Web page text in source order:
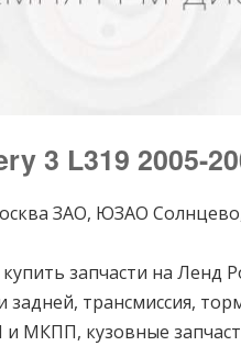
3 L319 2005-
ЗАО, ЮЗАО
запчасти на Ленд
трансмиссия,
и МКПП, кузовные